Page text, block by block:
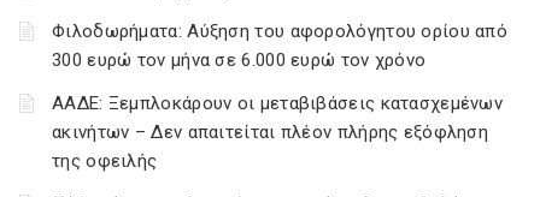
Φιλοδωρήματα: Αύξηση του αφορολόγητου ορίου από
300 ευρώ τον μήνα σε 6.000 ευρώ τον χρόνο
ΑΑΔΕ: Ξεμπλοκάρουν οι μεταβιβάσεις κατασχεμένων
ακινήτων – Δεν απαιτείται πλέον πλήρης εξόφληση
της οφειλής